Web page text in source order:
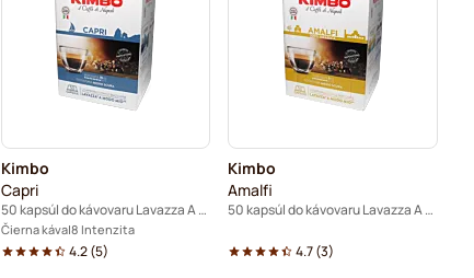
Kimbo
Capri
50 kapsúl do kávovaru Lavazza A Modo Mio
Čierna káva 8 Intenzita
4.2(5)
Kimbo
Amalfi
50 kapsúl do kávovaru Lavazza A Modo Mio
4.7(3)